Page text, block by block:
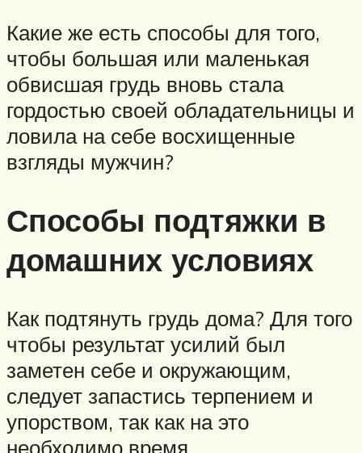
Какие же есть способы для того,
чтобы большая или маленькая
обвисшая грудь вновь стала
гордостью своей обладательницы и
ловила на себе восхищенные
взгляды мужчин?
Способы подтяжки в
домашних условиях
Как подтянуть грудь дома? Для того
чтобы результат усилий был
заметен себе и окружающим,
следует запастись терпением и
упорством, так как на это
необходимо время.